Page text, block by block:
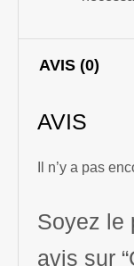
AVIS (0)
AVIS
Il n’y a pas
Soyez le
avis sur